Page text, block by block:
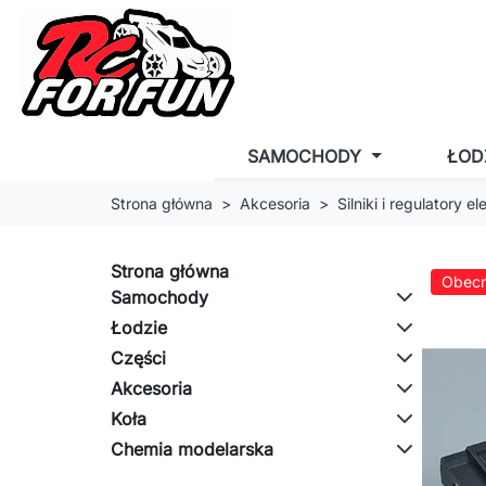
SAMOCHODY
Strona główna Akcesoria Silniki i regulatory
Strona główna
Samochody
Łodzie
Części
Akcesoria
Koła
Chemia modelarska